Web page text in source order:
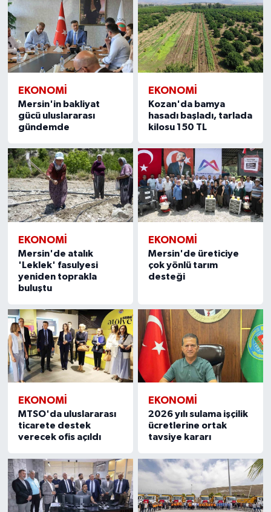
EKONOMİ
Mersin'in bakliyat
gücü uluslararası
gündemde
EKONOMİ
Kozan'da bamya
hasadı başladı, tarlada
kilosu 150 TL
EKONOMİ
Mersin'de atalık
'Leklek' fasulyesi
yeniden toprakla
buluştu
EKONOMİ
Mersin'de üreticiye
çok yönlü tarım
desteği
EKONOMİ
MTSO'da uluslararası
ticarete destek
verecek ofis açıldı
EKONOMİ
2026 yılı sulama işçilik
ücretlerine ortak
tavsiye kararı